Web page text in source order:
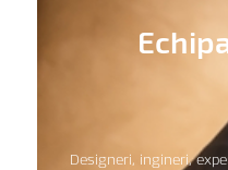
Designeri, ingineri,